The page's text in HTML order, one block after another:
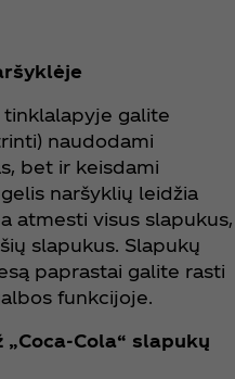
galite
naudodami
bet ir keisdami
naršyklių leidžia
atmesti visus slapukus,
slapukus. Slapukų
paprastai galite rasti
funkcijoje.
slapukų